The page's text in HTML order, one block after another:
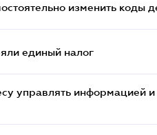
изменить коды
единый налог
управлять информацией и